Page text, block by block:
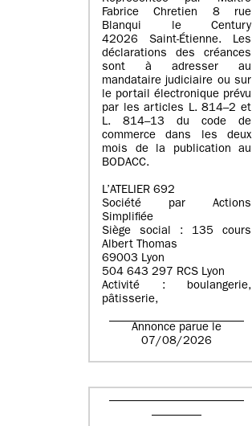
Fabrice Chretien 8 rue
Blanqui le Century
42026 Saint-Étienne. Les
déclarations des créances
sont à adresser au
mandataire judiciaire ou sur
le portail électronique prévu
par les articles L. 814–2 et
L. 814–13 du code de
commerce dans les deux
mois de la publication au
BODACC.
L’ATELIER 692
Société par Actions
Simplifiée
Siège social : 135 cours
Albert Thomas
69003 Lyon
504 643 297 RCS Lyon
Activité : boulangerie,
pâtisserie,
Annonce parue le
07/08/2026